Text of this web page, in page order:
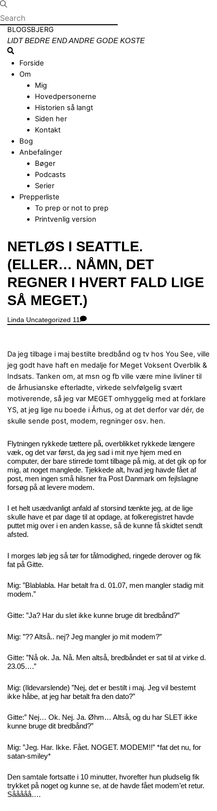
Skip
to
content
Menu
BLOGSBJERG
LIDT BEDRE END ANDRE GODE KOSTE
Search
Forside
Om
Mig
Hovedpersonerne
Historien så langt
Siden her
Kontakt
Bog
Anbefalinger
Bøger
Podcasts
Serier
Prepperliste
To prep or not to prep
Printvenlig version
Close
Menu
NETLØS I SEATTLE.
(ELLER… NÅMN, DET
REGNER I HVERT FALD LIGE
SÅ MEGET.)
Linda Uncategorized 11
Da jeg tilbage i maj bestilte bredbånd og tv hos You See, ville
jeg godt have haft en medalje for Meget Voksent Overblik &
Indsats. Tanken om, at msn og fb ville være mine livliner til
de århusianske efterladte, virkede selvfølgelig svært
motiverende, så jeg var MEGET omhyggelig med at forklare
YS, at jeg lige nu boede i Århus, og at det derfor var dér, de
skulle sende post, modem, regninger osv. hen.
Flytningen rykkede tættere på, overblikket rykkede længere
væk, og det var først, da jeg sad i mit nye hjem med en
computer, der bare stirrede tomt tilbage på mig, at det gik op for
mig, at noget manglede. Tjekkede alt, hvad jeg havde fået af
post, men ingen små hilsner fra Post Danmark om fejlslagne
forsøg på at levere modem.
I et helt usædvanligt anfald af storsind tænkte jeg, at de lige
skulle have et par dage til at opdage, at folkeregistret havde
puttet mig over i en anden kasse, så de kunne få skidtet sendt
afsted.
I morges løb jeg så tør for tålmodighed, ringede derover og fik
fat på Gitte.
Mig: ”Blablabla. Har betalt fra d. 01.07, men mangler stadig mit
modem.”
Gitte: ”Ja? Har du slet ikke kunne bruge dit bredbånd?”
Mig: ”?? Altså.. nej? Jeg mangler jo mit modem?”
Gitte: ”Nå ok. Ja. Nå. Men altså, bredbåndet er sat til at virke d.
23.05….”
Mig: (Ildevarslende) ”Nej, det er bestilt i maj. Jeg vil bestemt
ikke håbe, at jeg har betalt fra den dato?”
Gitte:” Nej… Ok. Nej. Ja. Øhm… Altså, og du har SLET ikke
kunne bruge dit bredbånd?”
Mig: ”Jeg. Har. Ikke. Fået. NOGET. MODEM!!” *fat det nu, for
satan-smiley*
Den samtale fortsatte i 10 minutter, hvorefter hun pludselig fik
trykket på noget og kunne se, at de havde fået modem’et retur.
Sååååå….